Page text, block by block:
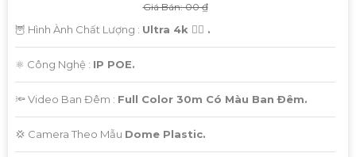
Giá Bán: 00 ₫
🦉 Hình Ành Chất Lượng : Ultra 4k 👍🏾 .
⚛️ Công Nghệ : IP POE.
🔦 Video Ban Đêm : Full Color 30m Có Màu Ban Ðêm.
💢 Camera Theo Mẫu Dome Plastic.